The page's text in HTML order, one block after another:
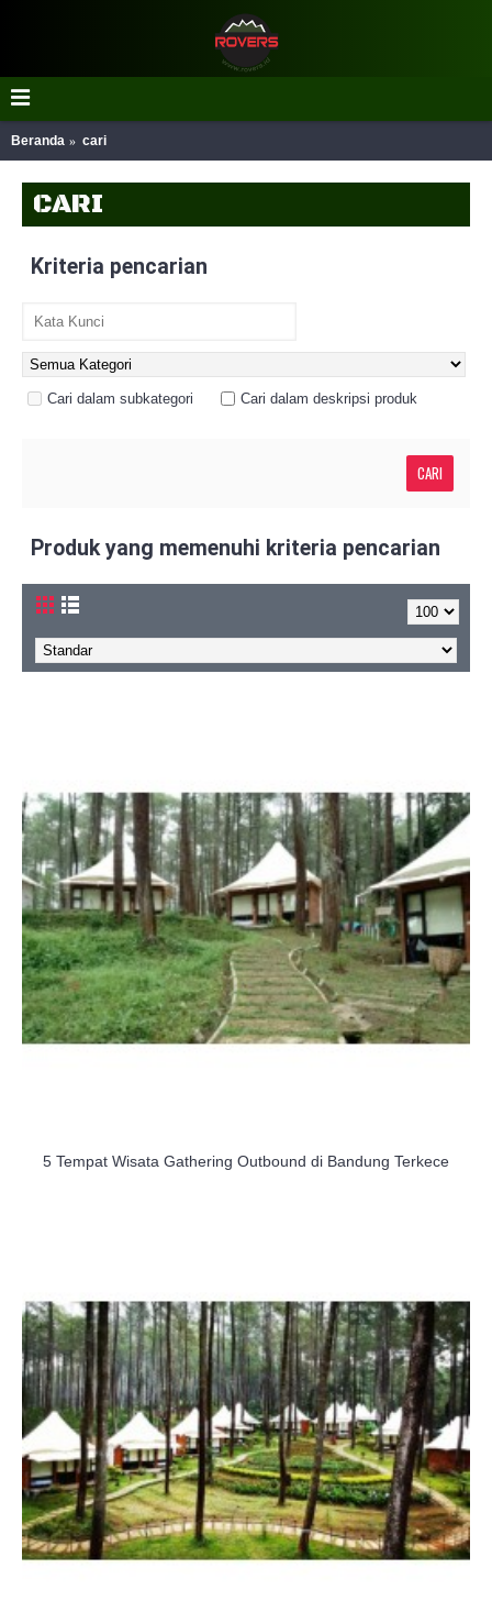
Beranda cari
CARI
Kriteria pencarian
Cari dalam subkategori Cari dalam deskripsi produk
Produk yang memenuhi kriteria pencarian
5 Tempat Wisata Gathering Outbound di Bandung Terkece